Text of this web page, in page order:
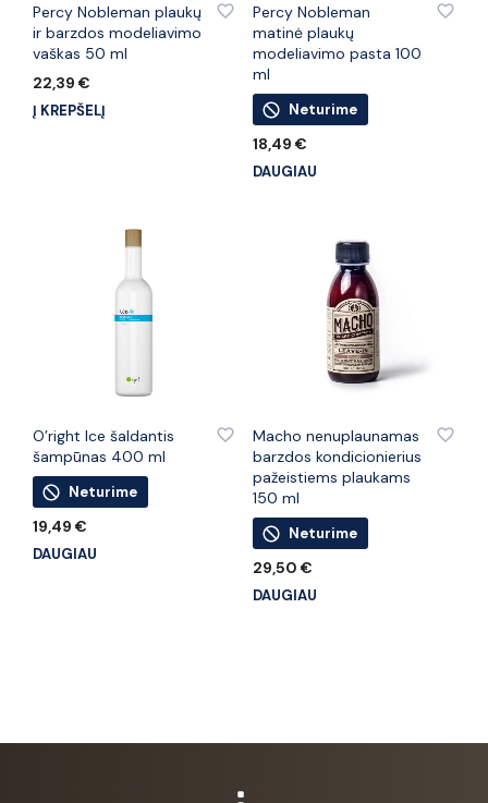
Percy Nobleman plaukų
ir barzdos modeliavimo
vaškas 50 ml
22,39 €
Į KREPŠELĮ
Percy Nobleman
matinė plaukų
modeliavimo pasta 100
ml
Neturime
18,49 €
DAUGIAU
O’right Ice šaldantis
šampūnas 400 ml
Neturime
19,49 €
DAUGIAU
Macho nenuplaunamas
barzdos kondicionierius
pažeistiems plaukams
150 ml
Neturime
29,50 €
DAUGIAU